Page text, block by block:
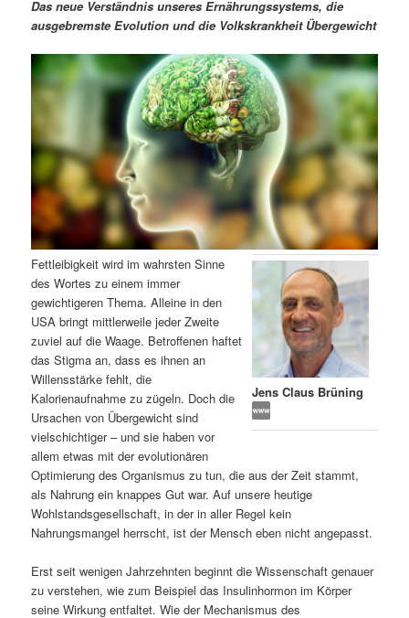
r
n
I
n
a
l
t
s
p
r
n
d
r
e
n
n
h
a
l
t
s
r
n
a
i
g
i
o
n
Das neue Verständnis unseres Ernährungssystems, die
ausgebremste Evolution und die Volkskrankheit Übergewicht
Jens Claus Brüning
Fettleibigkeit wird im wahrsten Sinne
des Wortes zu einem immer
gewichtigeren Thema. Alleine in den
USA bringt mittlerweile jeder Zweite
zuviel auf die Waage. Betroffenen haftet
das Stigma an, dass es ihnen an
Willensstärke fehlt, die
Kalorienaufnahme zu zügeln. Doch die
Ursachen von Übergewicht sind
vielschichtiger – und sie haben vor
allem etwas mit der evolutionären
Optimierung des Organismus zu tun, die aus der Zeit stammt,
als Nahrung ein knappes Gut war. Auf unsere heutige
Wohlstandsgesellschaft, in der in aller Regel kein
Nahrungsmangel herrscht, ist der Mensch eben nicht angepasst.
Erst seit wenigen Jahrzehnten beginnt die Wissenschaft genauer
zu verstehen, wie zum Beispiel das Insulinhormon im Körper
seine Wirkung entfaltet. Wie der Mechanismus des